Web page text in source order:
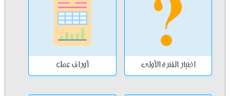
اختبار الفترة الأولى أوراق عمل